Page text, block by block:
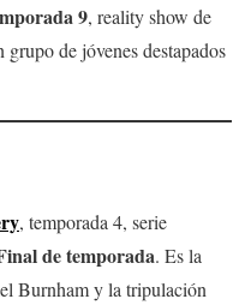
9, reality show de
de jóvenes destapados
, temporada 4, serie
de temporada. Es la
Burnham y la tripulación